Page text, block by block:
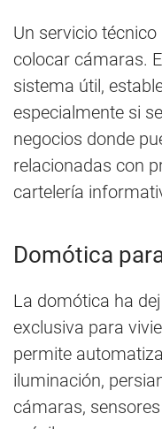
Un servicio
colocar cámaras.
sistema útil,
especialmente si
negocios donde
relacionadas con
cartelería
Domótica
La domótica ha
exclusiva para
permite
iluminación,
cámaras,